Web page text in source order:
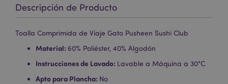
Descripción de Producto
Toalla Comprimida de Viaje Gato Pusheen Sushi Club
Material: 60% Poliéster, 40% Algodón
Instrucciones de Lavado: Lavable a Máquina a 30°C
Apto para Plancha: No